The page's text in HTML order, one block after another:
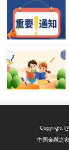
Copyright
中国金融之家